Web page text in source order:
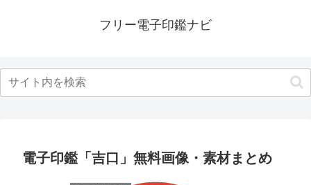
フリー電子印鑑ナビ
電子印鑑「吉口」無料画像・素材まとめ